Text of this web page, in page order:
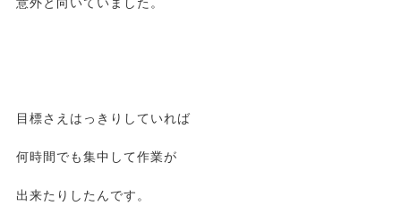
目標さえはっきりしていれば
何時間でも集中して作業が
出来たりしたんです。